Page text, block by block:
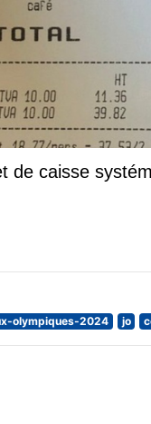
de caisse
olympiques-2024 jo